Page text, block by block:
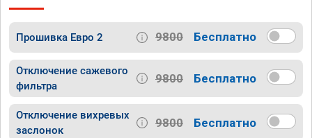
Прошивка Евро 2 9800 Бесплатно
Отключение сажевого
фильтра
9800 Бесплатно
Отключение вихревых
заслонок
9800 Бесплатно